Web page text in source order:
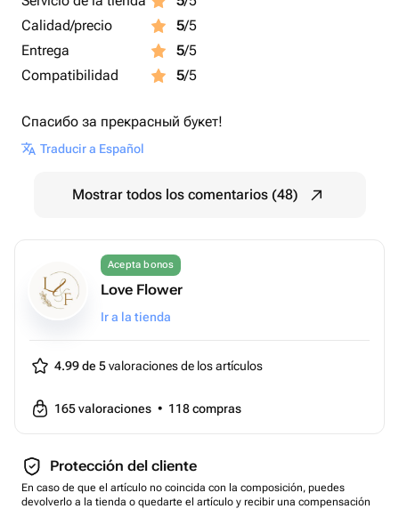
Calidad/precio
5/5
Entrega
5/5
Compatibilidad
5/5
Спасибо за прекрасный букет!
Traducir a Español
Mostrar todos los comentarios (48)
Acepta bonos
Love Flower
Ir a la tienda
4.99 de 5valoraciones de los artículos
165valoraciones • 118compras
Protección del cliente
En caso de que el artículo no coincida con la composición, puedes
devolverlo a la tienda o quedarte el artículo y recibir una compensación